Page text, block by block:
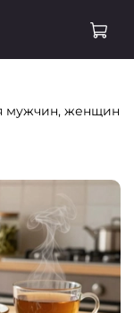
мужчин, женщин